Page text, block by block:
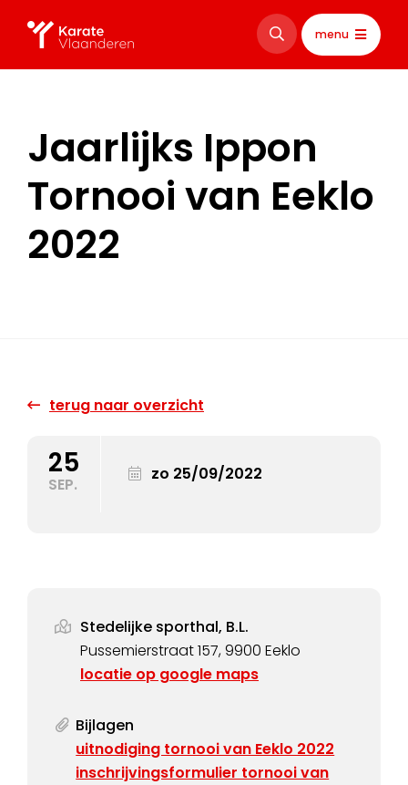
menu
Jaarlijks Ippon
Tornooi van Eeklo
2022
terug naar overzicht
25
SEP.
zo 25/09/2022
Stedelijke sporthal, B.L.
Pussemierstraat 157, 9900 Eeklo
locatie op google maps
Bijlagen
uitnodiging tornooi van Eeklo 2022
inschrijvingsformulier tornooi van